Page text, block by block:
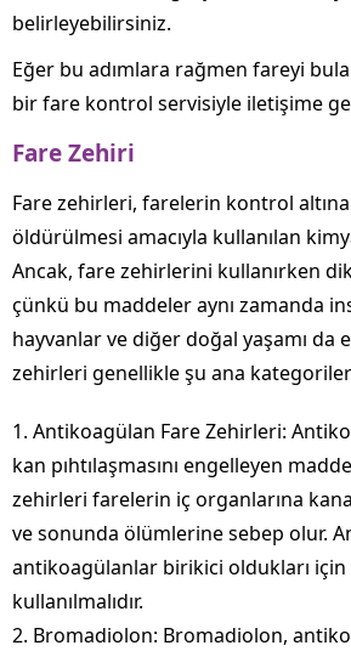
belirleyebilirsiniz.
Eğer bu adımlara rağmen fareyi
bir fare kontrol servisiyle iletişime
Fare Zehiri
Fare zehirleri, farelerin kontrol altına
öldürülmesi amacıyla kullanılan
Ancak, fare zehirlerini kullanırken
çünkü bu maddeler aynı zamanda
hayvanlar ve diğer doğal yaşamı da
zehirleri genellikle şu ana
1. Antikoagülan Fare Zehirleri:
kan pıhtılaşmasını engelleyen
zehirleri farelerin iç organlarına
ve sonunda ölümlerine sebep olur.
antikoagülanlar birikici oldukları
kullanılmalıdır.
2. Bromadiolon: Bromadiolon,